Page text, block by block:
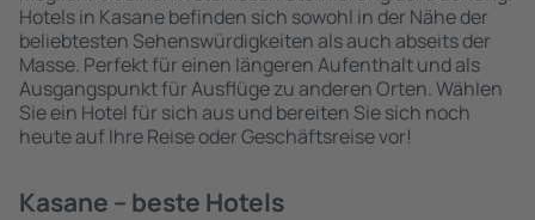
Hotels in Kasane befinden sich sowohl in der Nähe der
beliebtesten Sehenswürdigkeiten als auch abseits der
Masse. Perfekt für einen längeren Aufenthalt und als
Ausgangspunkt für Ausflüge zu anderen Orten. Wählen
Sie ein Hotel für sich aus und bereiten Sie sich noch
heute auf Ihre Reise oder Geschäftsreise vor!
Kasane – beste Hotels